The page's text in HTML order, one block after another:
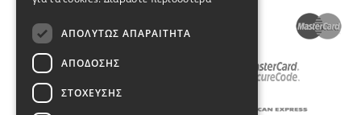
ΑΠΟΛΎΤΩΣ ΑΠΑΡΑΊΤΗΤΑ
ΑΠΌΔΟΣΗΣ
ΣΤΌΧΕΥΣΗΣ